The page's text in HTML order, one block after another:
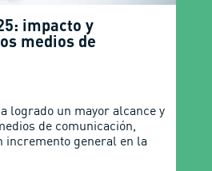
impacto y
medios de
logrado un mayor alcance y
de comunicación,
incremento general en la